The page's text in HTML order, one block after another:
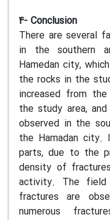
4- Conclusion
There are several
in the southern
Hamedan city,
the rocks in the
increased from
the study area,
observed in the
the Hamadan city.
parts, due to the
density of
activity. The
fractures are
numerous